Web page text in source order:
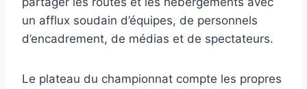
un afflux soudain d’équipes, de personnels
d’encadrement, de médias et de spectateurs.
Le plateau du championnat compte les propres